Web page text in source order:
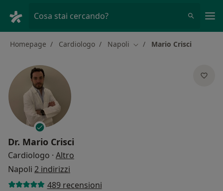
Cosa stai cercando?
Homepage Cardiologo Napoli Cambia città
Mario Crisci
Dr. Mario Crisci
Cardiologo · Altro
Napoli 2 indirizzi
489 recensioni